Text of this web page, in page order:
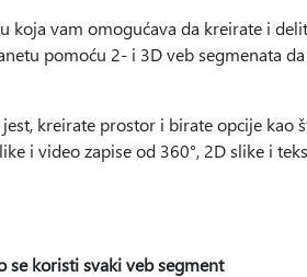
koja vam omogućava da kreirate i
pomoću 2- i 3D veb segmenata
kreirate prostor i birate opcije kao
i video zapise od 360°, 2D slike i
se koristi svaki veb segment